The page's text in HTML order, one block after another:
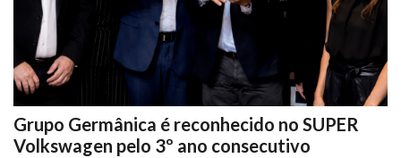
Grupo Germânica é reconhecido no SUPER
Volkswagen pelo 3º ano consecutivo